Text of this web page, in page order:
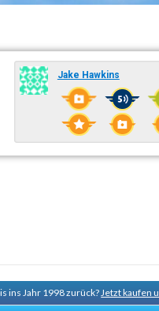
Jake Hawkins
ins Jahr 1998 zurück?Jetzt kaufen